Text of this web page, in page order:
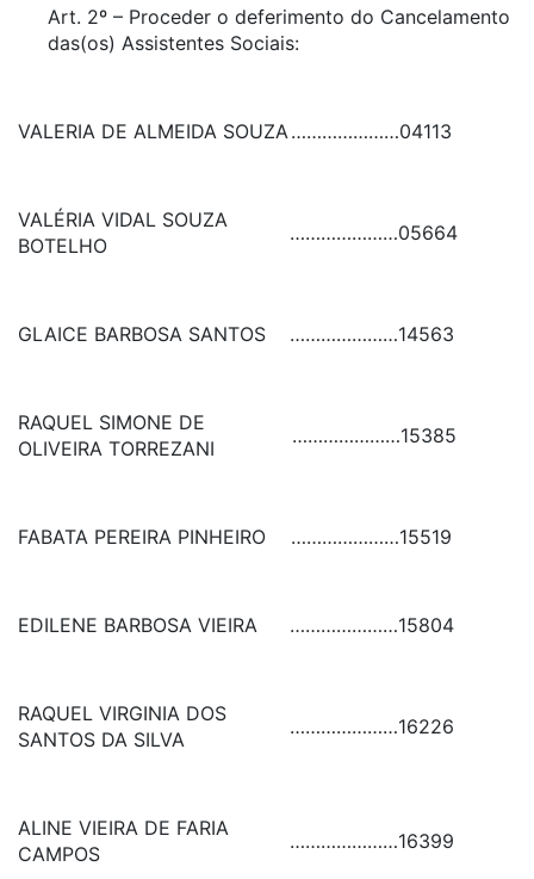
Art. 2º – Proceder o deferimento do Cancelamento
das(os) Assistentes Sociais:
VALERIA DE ALMEIDA SOUZA…………………04113
VALÉRIA VIDAL SOUZA
BOTELHO
…………………05664
GLAICE BARBOSA SANTOS …………………14563
RAQUEL SIMONE DE
OLIVEIRA TORREZANI
…………………15385
FABATA PEREIRA PINHEIRO …………………15519
EDILENE BARBOSA VIEIRA …………………15804
RAQUEL VIRGINIA DOS
SANTOS DA SILVA
…………………16226
ALINE VIEIRA DE FARIA
CAMPOS
…………………16399